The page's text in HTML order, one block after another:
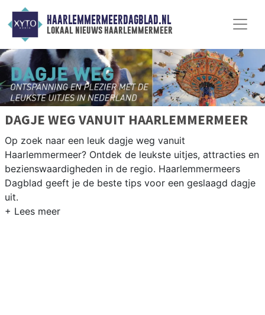
HAARLEMMERMEERDAGBLAD.NL
lokaal nieuws haarlemmermeer
DAGJE WEG VANUIT HAARLEMMERMEER
Op zoek naar een leuk dagje weg vanuit
Haarlemmermeer? Ontdek de leukste uitjes, attracties en
bezienswaardigheden in de regio. Haarlemmermeers
Dagblad geeft je de beste tips voor een geslaagd dagje
uit.